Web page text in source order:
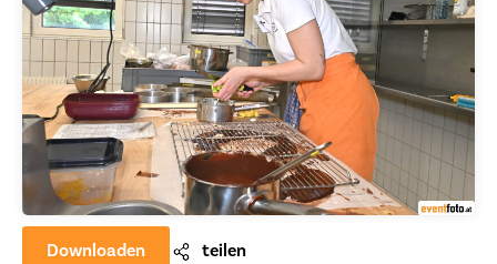
Downloaden teilen